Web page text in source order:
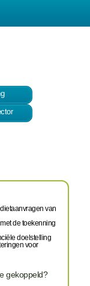
van
de toekenning
doelstelling
voor
gekoppeld?